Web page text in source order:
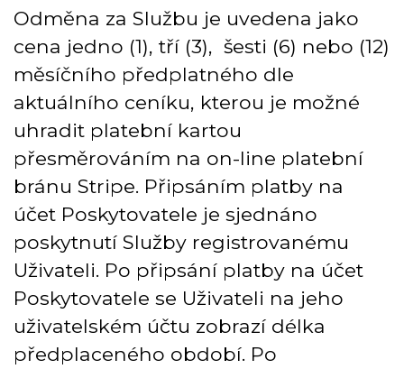
Odměna za Službu je uvedena jako
cena jedno (1), tří (3), šesti (6) nebo (12)
měsíčního předplatného dle
aktuálního ceníku, kterou je možné
uhradit platební kartou
přesměrováním na on-line platební
bránu Stripe. Připsáním platby na
účet Poskytovatele je sjednáno
poskytnutí Služby registrovanému
Uživateli. Po připsání platby na účet
Poskytovatele se Uživateli na jeho
uživatelském účtu zobrazí délka
předplaceného období. Po